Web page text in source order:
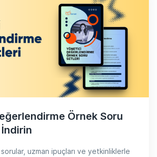
Örnek Soru
sorular, uzman ipuçları ve yetkinliklerle